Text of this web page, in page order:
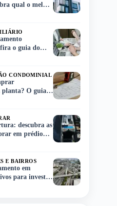
qual o melhor
o guia do
o ideal para
CONDOMINIAL
planta? O guia
decidir sem
descubra as
em prédio
E BAIRROS
em
para investir